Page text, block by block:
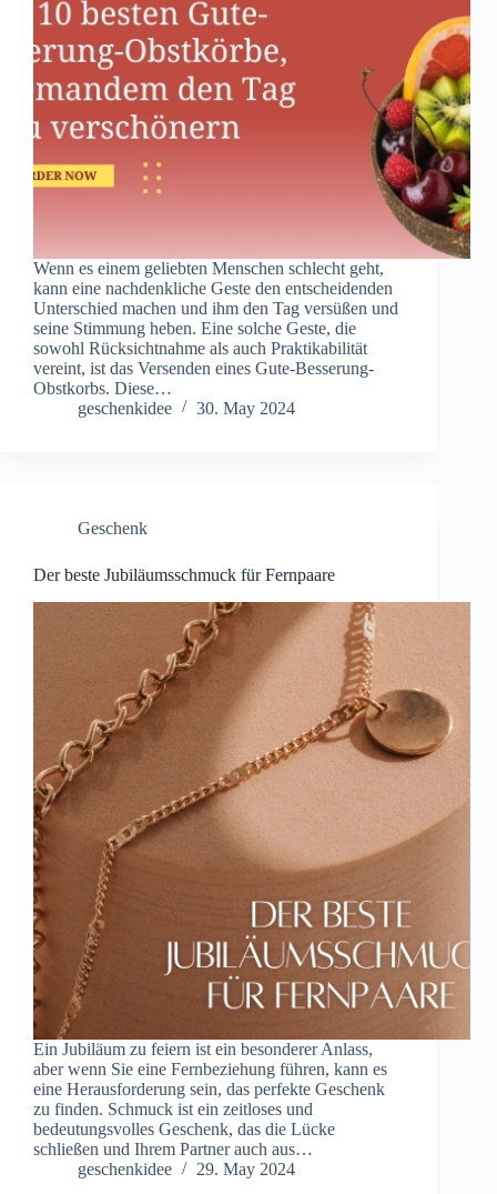
Wenn es einem geliebten Menschen schlecht geht,
kann eine nachdenkliche Geste den entscheidenden
Unterschied machen und ihm den Tag versüßen und
seine Stimmung heben. Eine solche Geste, die
sowohl Rücksichtnahme als auch Praktikabilität
vereint, ist das Versenden eines Gute-Besserung-
Obstkorbs. Diese…
geschenkidee
30. May 2024
Geschenk
Der beste Jubiläumsschmuck für Fernpaare
Ein Jubiläum zu feiern ist ein besonderer Anlass,
aber wenn Sie eine Fernbeziehung führen, kann es
eine Herausforderung sein, das perfekte Geschenk
zu finden. Schmuck ist ein zeitloses und
bedeutungsvolles Geschenk, das die Lücke
schließen und Ihrem Partner auch aus…
geschenkidee
29. May 2024